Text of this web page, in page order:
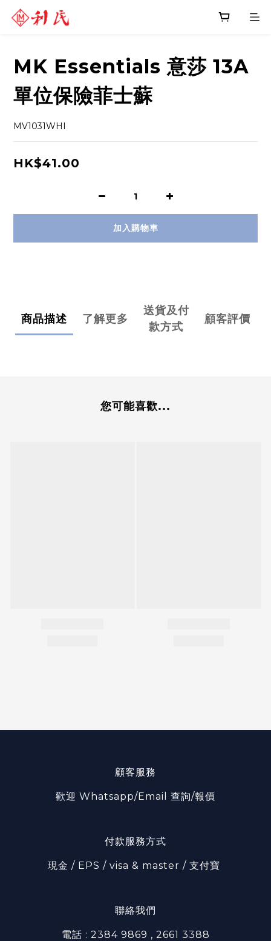
MK Essentials 意莎 13A
單位保險菲士蘇
MV1031WHI
HK$41.00
加入購物車
商品描述 了解更多
送貨及付
款方式
顧客評價
您可能喜歡...
顧客服務
歡迎 Whatsapp/Email 查詢/報價
付款服務方式
現金 / EPS / visa & master / 支付寶
聯絡我們
電話 : 2384 9869 , 2661 3388